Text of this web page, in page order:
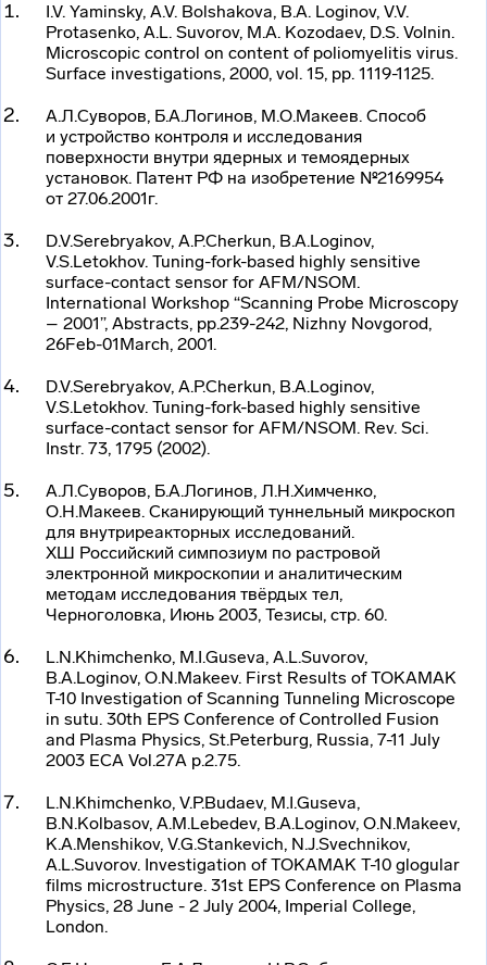
I.V. Yaminsky, A.V. Bolshakova, B.A. Loginov, V.V.
Protasenko, A.L. Suvorov, M.A. Kozodaev, D.S. Volnin.
Microscopic control on content of poliomyelitis virus.
Surface investigations, 2000, vol. 15, pp. 1119-1125.
А.Л.Суворов, Б.А.Логинов, М.О.Макеев. Способ
и устройство контроля и исследования
поверхности внутри ядерных и темоядерных
установок. Патент РФ на изобретение №2169954
от 27.06.2001г.
D.V.Serebryakov, A.P.Cherkun, B.A.Loginov,
V.S.Letokhov. Tuning-fork-based highly sensitive
surface-contact sensor for AFM/NSOM.
International Workshop “Scanning Probe Microscopy
– 2001”, Abstracts, pp.239-242, Nizhny Novgorod,
26Feb-01March, 2001.
D.V.Serebryakov, A.P.Cherkun, B.A.Loginov,
V.S.Letokhov. Tuning-fork-based highly sensitive
surface-contact sensor for AFM/NSOM. Rev. Sci.
Instr. 73, 1795 (2002).
А.Л.Суворов, Б.А.Логинов, Л.Н.Химченко,
О.Н.Макеев. Сканирующий туннельный микроскоп
для внутриреакторных исследований.
ХШ Российский симпозиум по растровой
электронной микроскопии и аналитическим
методам исследования твёрдых тел,
Черноголовка, Июнь 2003, Тезисы, стр. 60.
L.N.Khimchenko, M.I.Guseva, A.L.Suvorov,
B.A.Loginov, O.N.Makeev. First Results of TOKAMAK
T-10 Investigation of Scanning Tunneling Microscope
in sutu. 30th EPS Conference of Controlled Fusion
and Plasma Physics, St.Peterburg, Russia, 7-11 July
2003 ECA Vol.27A p.2.75.
L.N.Khimchenko, V.P.Budaev, M.I.Guseva,
B.N.Kolbasov, A.M.Lebedev, B.A.Loginov, O.N.Makeev,
K.A.Menshikov, V.G.Stankevich, N.J.Svechnikov,
A.L.Suvorov. Investigation of TOKAMAK T-10 glogular
films microstructure. 31st EPS Conference on Plasma
Physics, 28 June - 2 July 2004, Imperial College,
London.